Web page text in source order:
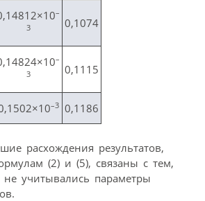
–
3
0,1074
–
3
0,1115
–3 0,1186
расхождения результатов,
(2) и (5), связаны с тем,
учитывались параметры